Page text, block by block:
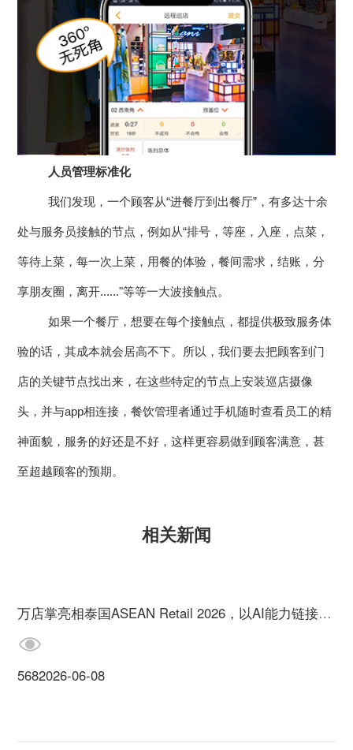
人员管理标准化
我们发现，一个顾客从“进餐厅到出餐厅”，有多达十余
处与服务员接触的节点，例如从“排号，等座，入座，点菜，
等待上菜，每一次上菜，用餐的体验，餐间需求，结账，分
享朋友圈，离开......"等等一大波接触点。
如果一个餐厅，想要在每个接触点，都提供极致服务体
验的话，其成本就会居高不下。所以，我们要去把顾客到门
店的关键节点找出来，在这些特定的节点上安装巡店摄像
头，并与app相连接，餐饮管理者通过手机随时查看员工的精
神面貌，服务的好还是不好，这样更容易做到顾客满意，甚
至超越顾客的预期。
相关新闻
万店掌亮相泰国ASEAN Retail 2026，以AI能力链接全球市场
5682026-06-08